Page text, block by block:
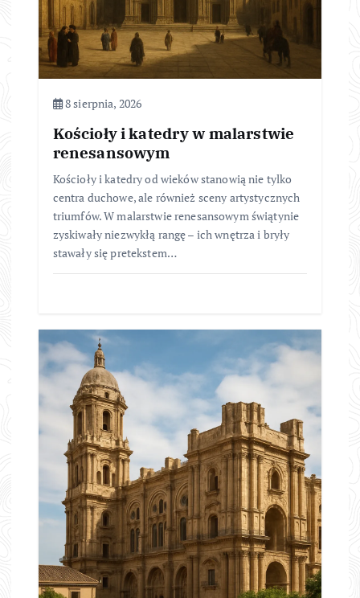
8 sierpnia, 2026
Kościoły i katedry w malarstwie
renesansowym
Kościoły i katedry od wieków stanowią nie tylko
centra duchowe, ale również sceny artystycznych
triumfów. W malarstwie renesansowym świątynie
zyskiwały niezwykłą rangę – ich wnętrza i bryły
stawały się pretekstem…